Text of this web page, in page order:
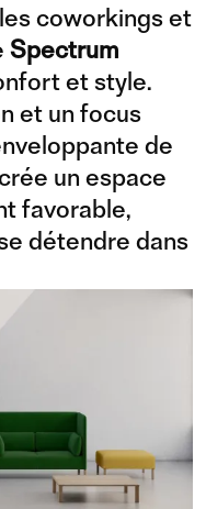
coworkings et
Spectrum
et style.
et un focus
de
un espace
favorable,
détendre dans